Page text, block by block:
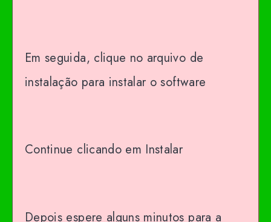
Em seguida, clique no arquivo de
instalação para instalar o software
Continue clicando em Instalar
Depois espere alguns minutos para a